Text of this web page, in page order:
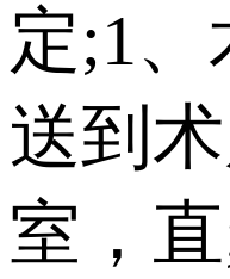
定;1
送到
室，